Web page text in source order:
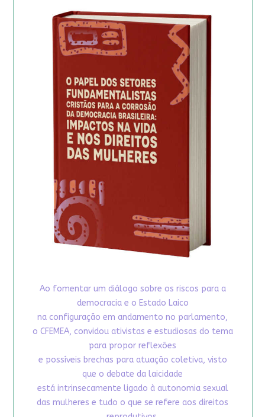
Ao fomentar um diálogo sobre os riscos para a
democracia e o Estado Laico
na configuração em andamento no parlamento,
o CFEMEA, convidou ativistas e estudiosas do tema
para propor reflexões
e possíveis brechas para atuação coletiva, visto
que o debate da laicidade
está intrinsecamente ligado à autonomia sexual
das mulheres e tudo o que se refere aos direitos